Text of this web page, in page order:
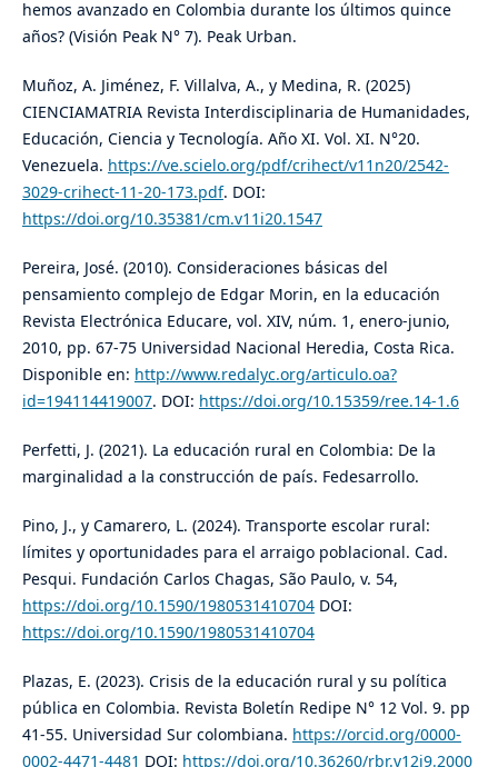
hemos avanzado en Colombia durante los últimos quince
años? (Visión Peak N° 7). Peak Urban.
Muñoz, A. Jiménez, F. Villalva, A., y Medina, R. (2025)
CIENCIAMATRIA Revista Interdisciplinaria de Humanidades,
Educación, Ciencia y Tecnología. Año XI. Vol. XI. N°20.
Venezuela. https://ve.scielo.org/pdf/crihect/v11n20/2542-
3029-crihect-11-20-173.pdf. DOI:
https://doi.org/10.35381/cm.v11i20.1547
Pereira, José. (2010). Consideraciones básicas del
pensamiento complejo de Edgar Morin, en la educación
Revista Electrónica Educare, vol. XIV, núm. 1, enero-junio,
2010, pp. 67-75 Universidad Nacional Heredia, Costa Rica.
Disponible en: http://www.redalyc.org/articulo.oa?
id=194114419007. DOI: https://doi.org/10.15359/ree.14-1.6
Perfetti, J. (2021). La educación rural en Colombia: De la
marginalidad a la construcción de país. Fedesarrollo.
Pino, J., y Camarero, L. (2024). Transporte escolar rural:
límites y oportunidades para el arraigo poblacional. Cad.
Pesqui. Fundación Carlos Chagas, São Paulo, v. 54,
https://doi.org/10.1590/1980531410704DOI:
https://doi.org/10.1590/1980531410704
Plazas, E. (2023). Crisis de la educación rural y su política
pública en Colombia. Revista Boletín Redipe N° 12 Vol. 9. pp
41-55. Universidad Sur colombiana. https://orcid.org/0000-
0002-4471-4481 DOI: https://doi.org/10.36260/rbr.v12i9.2000